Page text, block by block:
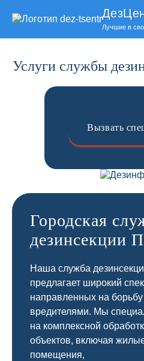
Лучшие в
Услуги службы
Вызвать
Городская
дезинсекции
Наша служба
предлагает широкий
направленных на
вредителями. Мы
на комплексной
объектов, включая
помещения,